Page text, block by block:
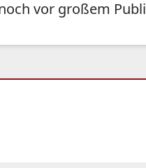
vor großem